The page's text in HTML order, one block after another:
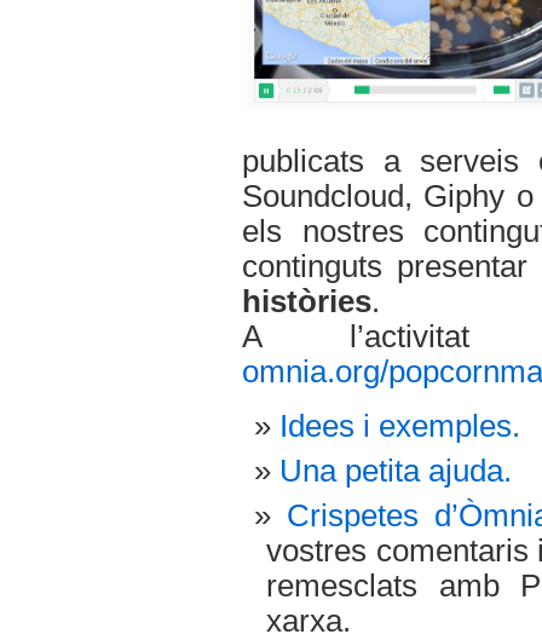
publicats a serveis
Soundcloud, Giphy
els nostres
continguts
històries.
A l’activitat
omnia.org/
Idees i exemples.
Una petita ajuda.
Crispetes
vostres
remesclats amb
xarxa.